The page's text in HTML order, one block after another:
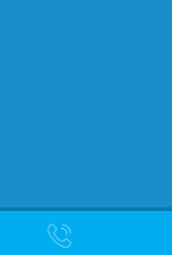
Copyright © 2024 Máy